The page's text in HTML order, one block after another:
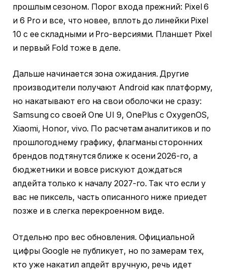
прошлым сезоном. Порог входа прежний: Pixel 6
и 6 Pro и все, что новее, вплоть до линейки Pixel
10 с ее складными и Pro-версиями. Планшет Pixel
и первый Fold тоже в деле.
Дальше начинается зона ожидания. Другие
производители получают Android как платформу,
но накатывают его на свои оболочки не сразу:
Samsung со своей One UI 9, OnePlus с OxygenOS,
Xiaomi, Honor, vivo. По расчетам аналитиков и по
прошлогоднему графику, флагманы сторонних
брендов подтянутся ближе к осени 2026-го, а
бюджетники и вовсе рискуют дождаться
апдейта только к началу 2027-го. Так что если у
вас не пиксель, часть описанного ниже приедет
позже и в слегка перекроенном виде.
Отдельно про вес обновления. Официальной
цифры Google не публикует, но по замерам тех,
кто уже накатил апдейт вручную, речь идет